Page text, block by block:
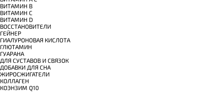
ВИТАМИН B
ВИТАМИН C
ВИТАМИН D
ВОССТАНОВИТЕЛИ
ГЕЙНЕР
ГИАЛУРОНОВАЯ КИСЛОТА
ГЛЮТАМИН
ГУАРАНА
ДЛЯ СУСТАВОВ И СВЯЗОК
ДОБАВКИ ДЛЯ СНА
ЖИРОСЖИГАТЕЛИ
КОЛЛАГЕН
КОЭНЗИМ Q10